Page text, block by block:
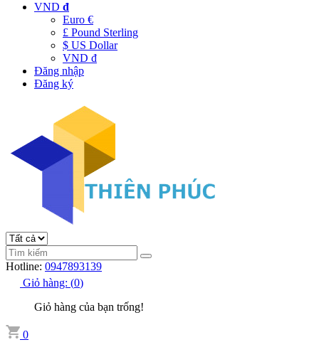
VND đ
Euro €
£ Pound Sterling
$ US Dollar
VND đ
Đăng nhập
Đăng ký
Hotline: 0947893139
Giỏ hàng: (0)
Giỏ hàng của bạn trống!
0